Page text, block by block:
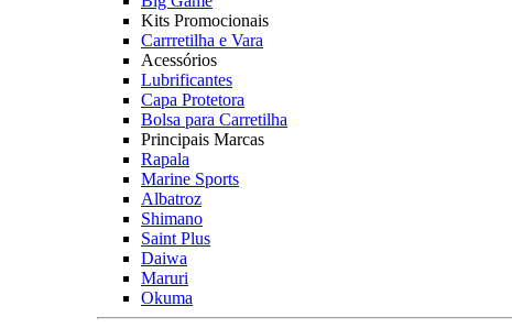
Kits Promocionais
Carrretilha e Vara
Acessórios
Lubrificantes
Capa Protetora
Bolsa para Carretilha
Principais Marcas
Rapala
Marine Sports
Albatroz
Shimano
Saint Plus
Daiwa
Maruri
Okuma